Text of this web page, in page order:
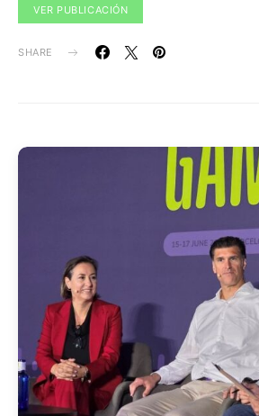
VER PUBLICACIÓN
SHARE